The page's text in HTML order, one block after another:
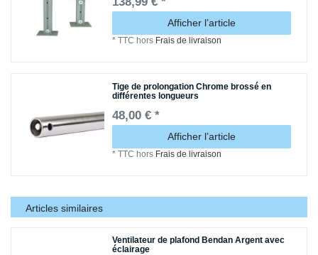
Afficher l’article
*TTC hors Frais de livraison
Tige de prolongation Chrome brossé en
différentes longueurs
48,00 € *
Afficher l’article
*TTC hors Frais de livraison
Articles similaires
Ventilateur de plafond Bendan Argent avec
éclairage